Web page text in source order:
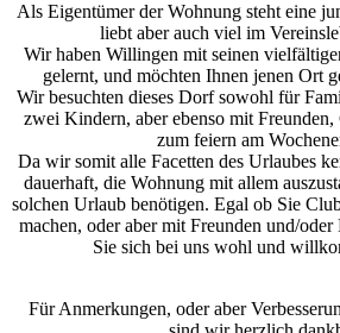
Als Eigentümer der Wohnung steht eine
liebt aber auch viel im
Wir haben Willingen mit seinen
gelernt, und möchten Ihnen jenen Ort
Wir besuchten dieses Dorf sowohl für
zwei Kindern, aber ebenso mit
zum feiern am
Da wir somit alle Facetten des Urlaubes
dauerhaft, die Wohnung mit allem
solchen Urlaub benötigen. Egal ob Sie
machen, oder aber mit Freunden und/oder
Sie sich bei uns wohl und
Für Anmerkungen, oder aber